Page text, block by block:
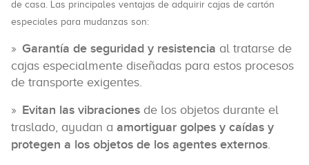
de casa. Las principales ventajas de adquirir cajas de cartón
especiales para mudanzas son:
Garantía de seguridad y resistencia al tratarse de
cajas especialmente diseñadas para estos procesos
de transporte exigentes.
Evitan las vibraciones de los objetos durante el
traslado, ayudan a amortiguar golpes y caídas y
protegen a los objetos de los agentes externos.